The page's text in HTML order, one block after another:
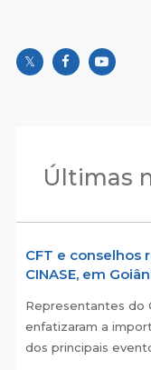
Últimas
CFT e conselhos
CINASE, em
Representantes do
enfatizaram a
dos principais